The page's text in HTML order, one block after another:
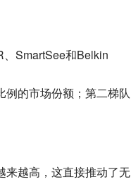
SmartSee和Belkin
例的市场份额；第二梯队
来越高，这直接推动了无